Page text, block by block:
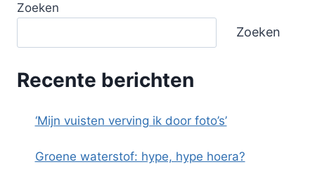
Zoeken
Zoeken
Recente berichten
‘Mijn vuisten verving ik door foto’s’
Groene waterstof: hype, hype hoera?